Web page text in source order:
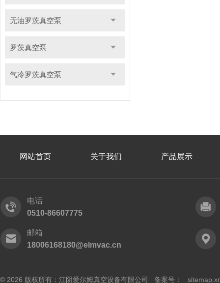
无油罗茨真空泵
罗茨真空泵
气冷罗茨真空泵
网站首页 关于我们 产品展示
电话
0510-86607775
邮箱
18006168180@elmvac.cn
© 2026 版权所有：江阴爱尔姆真空设备有限公司 备案号：